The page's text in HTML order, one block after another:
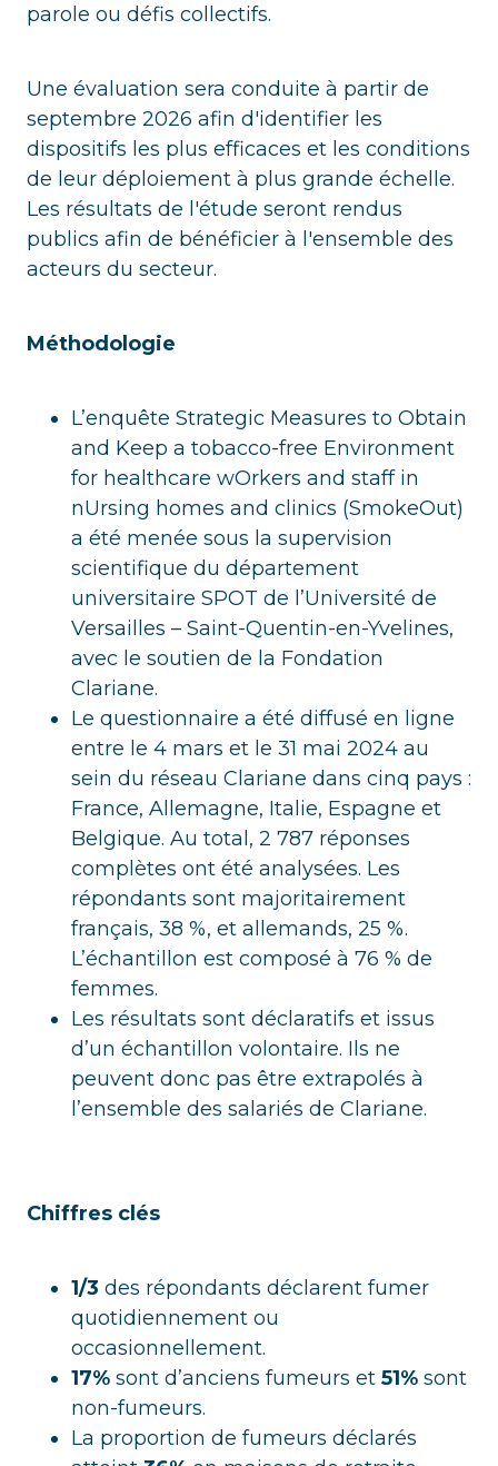
parole ou défis collectifs.
Une évaluation sera conduite à partir de
septembre 2026 afin d'identifier les
dispositifs les plus efficaces et les conditions
de leur déploiement à plus grande échelle.
Les résultats de l'étude seront rendus
publics afin de bénéficier à l'ensemble des
acteurs du secteur.
Méthodologie
L’enquête Strategic Measures to Obtain
and Keep a tobacco-free Environment
for healthcare wOrkers and staff in
nUrsing homes and clinics (SmokeOut)
a été menée sous la supervision
scientifique du département
universitaire SPOT de l’Université de
Versailles – Saint-Quentin-en-Yvelines,
avec le soutien de la Fondation
Clariane.
Le questionnaire a été diffusé en ligne
entre le 4 mars et le 31 mai 2024 au
sein du réseau Clariane dans cinq pays :
France, Allemagne, Italie, Espagne et
Belgique. Au total, 2 787 réponses
complètes ont été analysées. Les
répondants sont majoritairement
français, 38 %, et allemands, 25 %.
L’échantillon est composé à 76 % de
femmes.
Les résultats sont déclaratifs et issus
d’un échantillon volontaire. Ils ne
peuvent donc pas être extrapolés à
l’ensemble des salariés de Clariane.
Chiffres clés
1/3 des répondants déclarent fumer
quotidiennement ou
occasionnellement.
17% sont d’anciens fumeurs et 51% sont
non-fumeurs.
La proportion de fumeurs déclarés